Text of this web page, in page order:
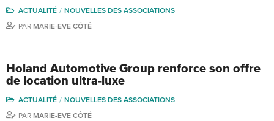
ACTUALITÉ
NOUVELLES DES ASSOCIATIONS
PAR MARIE-EVE CÔTÉ
Holand Automotive Group renforce son offre
de location ultra-luxe
ACTUALITÉ
NOUVELLES DES ASSOCIATIONS
PAR MARIE-EVE CÔTÉ